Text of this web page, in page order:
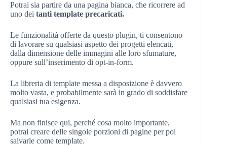
Potrai sia partire da una pagina bianca, che ricorrere ad
uno dei tanti template precaricati.
Le funzionalità offerte da questo plugin, ti consentono
di lavorare su qualsiasi aspetto dei progetti elencati,
dalla dimensione delle immagini alle loro sfumature,
oppure sull’inserimento di opt-in-form.
La libreria di template messa a disposizione è davvero
molto vasta, e probabilmente sarà in grado di soddisfare
qualsiasi tua esigenza.
Ma non finisce qui, perché cosa molto importante,
potrai creare delle singole porzioni di pagine per poi
salvarle come template.